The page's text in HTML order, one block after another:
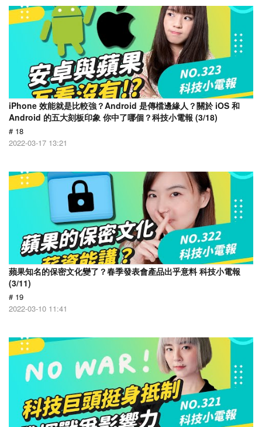
iPhone 效能就是比較強？Android 是傳檔邊緣人？關於 iOS 和
Android 的五大刻板印象 你中了哪個？科技小電報 (3/18)
# 18
2022-03-17 13:21
蘋果知名的保密文化變了？春季發表會產品出乎意料 科技小電報
(3/11)
# 19
2022-03-10 11:41